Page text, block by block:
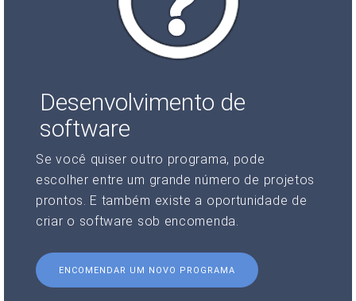
Desenvolvimento de
software
Se você quiser outro programa, pode
escolher entre um grande número de projetos
prontos. E também existe a oportunidade de
criar o software sob encomenda.
ENCOMENDAR UM NOVO PROGRAMA